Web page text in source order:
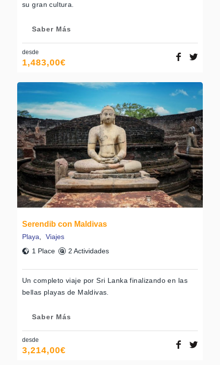
su gran cultura.
Saber Más
desde
1,483,00€
Serendib con Maldivas
Playa
Viajes
1 Place
2 Actividades
Un completo viaje por Sri Lanka finalizando en las
bellas playas de Maldivas.
Saber Más
desde
3,214,00€